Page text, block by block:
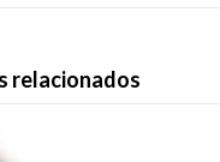
relacionados